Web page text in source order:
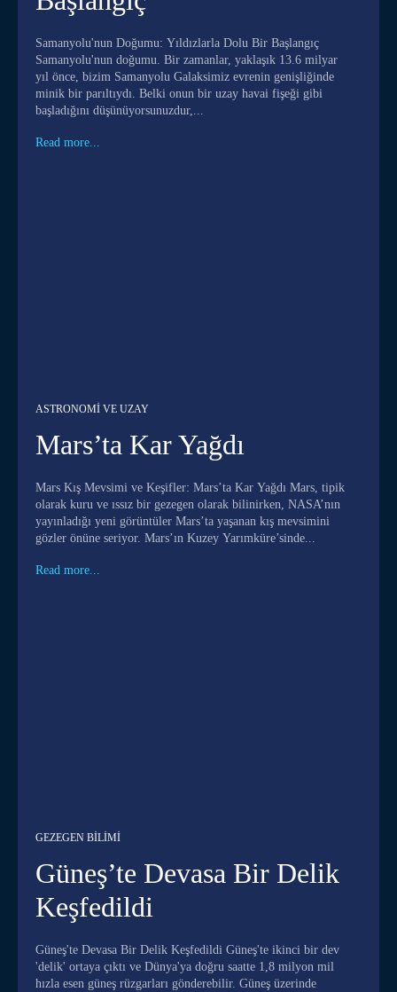
Samanyolu'nun Doğumu: Yıldızlarla Dolu Bir Başlangıç
Samanyolu'nun doğumu. Bir zamanlar, yaklaşık 13.6 milyar
yıl önce, bizim Samanyolu Galaksimiz evrenin genişliğinde
minik bir parıltıydı. Belki onun bir uzay havai fişeği gibi
başladığını düşünüyorsunuzdur,...
Read more...
ASTRONOMI VE UZAY
Mars’ta Kar Yağdı
Mars Kış Mevsimi ve Keşifler: Mars’ta Kar Yağdı Mars, tipik
olarak kuru ve ıssız bir gezegen olarak bilinirken, NASA’nın
yayınladığı yeni görüntüler Mars’ta yaşanan kış mevsimini
gözler önüne seriyor. Mars’ın Kuzey Yarımküre’sinde...
Read more...
GEZEGEN BILIMI
Güneş’te Devasa Bir Delik
Keşfedildi
Güneş'te Devasa Bir Delik Keşfedildi Güneş'te ikinci bir dev
'delik' ortaya çıktı ve Dünya'ya doğru saatte 1,8 milyon mil
hızla esen güneş rüzgarları gönderebilir. Güneş üzerinde